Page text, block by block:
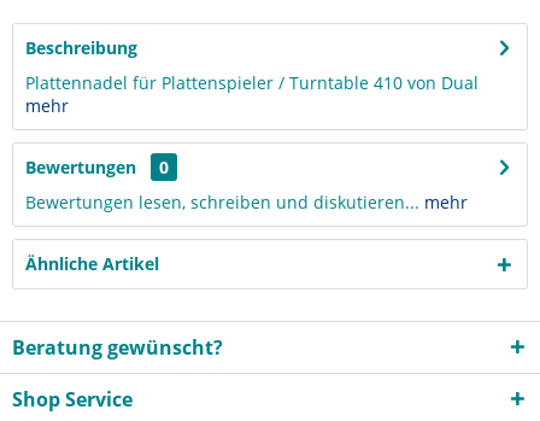
Beschreibung
Plattennadel für Plattenspieler / Turntable 410 von Dual
mehr
Bewertungen
0
Bewertungen lesen, schreiben und diskutieren... mehr
Ähnliche Artikel
Beratung gewünscht?
Shop Service